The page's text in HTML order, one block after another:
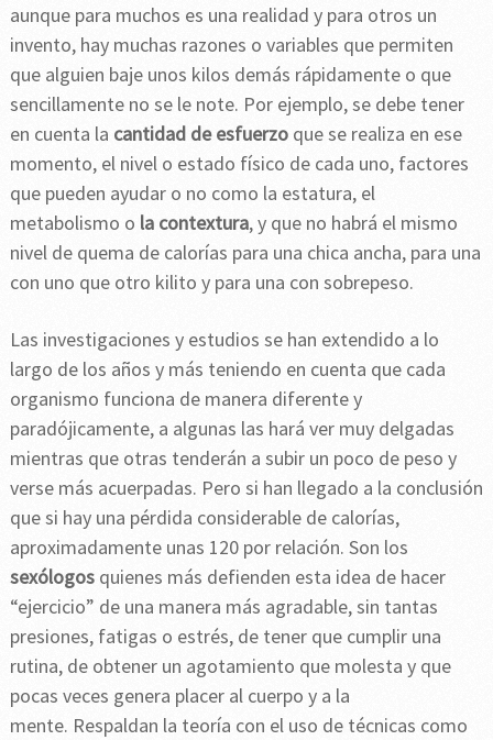
aunque para muchos es una realidad y para otros un
invento, hay muchas razones o variables que permiten
que alguien baje unos kilos demás rápidamente o que
sencillamente no se le note. Por ejemplo, se debe tener
en cuenta la cantidad de esfuerzo que se realiza en ese
momento, el nivel o estado físico de cada uno, factores
que pueden ayudar o no como la estatura, el
metabolismo o la contextura, y que no habrá el mismo
nivel de quema de calorías para una chica ancha, para una
con uno que otro kilito y para una con sobrepeso.
Las investigaciones y estudios se han extendido a lo
largo de los años y más teniendo en cuenta que cada
organismo funciona de manera diferente y
paradójicamente, a algunas las hará ver muy delgadas
mientras que otras tenderán a subir un poco de peso y
verse más acuerpadas. Pero si han llegado a la conclusión
que si hay una pérdida considerable de calorías,
aproximadamente unas 120 por relación. Son los
sexólogos quienes más defienden esta idea de hacer
“ejercicio” de una manera más agradable, sin tantas
presiones, fatigas o estrés, de tener que cumplir una
rutina, de obtener un agotamiento que molesta y que
pocas veces genera placer al cuerpo y a la
mente. Respaldan la teoría con el uso de técnicas como